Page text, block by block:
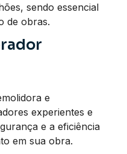
sendo essencial
de obras.
e
experientes e
e a eficiência
em sua obra.